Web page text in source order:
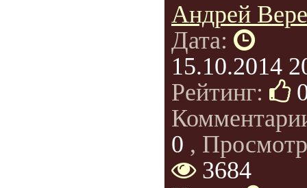
Андрей
Дата:
15.10.2014
Рейтинг:
0 ,
3684